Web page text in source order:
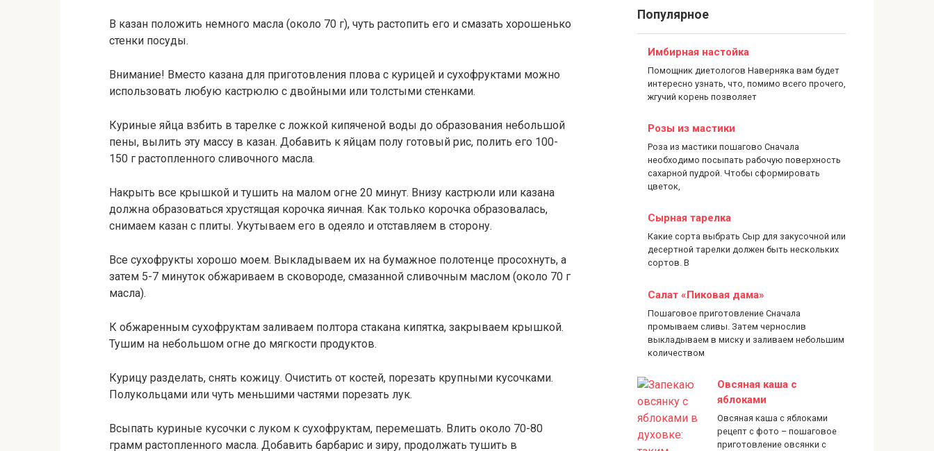
В казан положить немного масла (около 70 г), чуть растопить его и смазать хорошенько
стенки посуды.
Внимание! Вместо казана для приготовления плова с курицей и сухофруктами можно
использовать любую кастрюлю с двойными или толстыми стенками.
Куриные яйца взбить в тарелке с ложкой кипяченой воды до образования небольшой
пены, вылить эту массу в казан. Добавить к яйцам полу готовый рис, полить его 100-
150 г растопленного сливочного масла.
Накрыть все крышкой и тушить на малом огне 20 минут. Внизу кастрюли или казана
должна образоваться хрустящая корочка яичная. Как только корочка образовалась,
снимаем казан с плиты. Укутываем его в одеяло и отставляем в сторону.
Все сухофрукты хорошо моем. Выкладываем их на бумажное полотенце просохнуть, а
затем 5-7 минуток обжариваем в сковороде, смазанной сливочным маслом (около 70 г
масла).
К обжаренным сухофруктам заливаем полтора стакана кипятка, закрываем крышкой.
Тушим на небольшом огне до мягкости продуктов.
Курицу разделать, снять кожицу. Очистить от костей, порезать крупными кусочками.
Полукольцами или чуть меньшими частями порезать лук.
Всыпать куриные кусочки с луком к сухофруктам, перемешать. Влить около 70-80
грамм растопленного масла. Добавить барбарис и зиру, продолжать тушить в
Популярное
Имбирная настойка
Помощник диетологов Наверняка вам будет
интересно узнать, что, помимо всего прочего,
жгучий корень позволяет
Розы из мастики
Роза из мастики пошагово Сначала
необходимо посыпать рабочую поверхность
сахарной пудрой. Чтобы сформировать
цветок,
Сырная тарелка
Какие сорта выбрать Сыр для закусочной или
десертной тарелки должен быть нескольких
сортов. В
Салат «Пиковая дама»
Пошаговое приготовление Сначала
промываем сливы. Затем чернослив
выкладываем в миску и заливаем небольшим
количеством
Овсяная каша с
яблоками
Овсяная каша с яблоками
рецепт с фото – пошаговое
приготовление овсянки с